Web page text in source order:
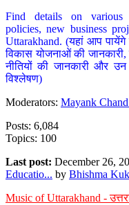
Find details on various
policies, new business
Uttarakhand. (यहां आप
विकास योजनाओं की
नीतियों की जानकारी और
विश्लेषण)
Moderators: Mayank
Posts: 6,084
Topics: 100
Last post: December 26,
Educatio... by Bhishma
Music of Uttarakhand -